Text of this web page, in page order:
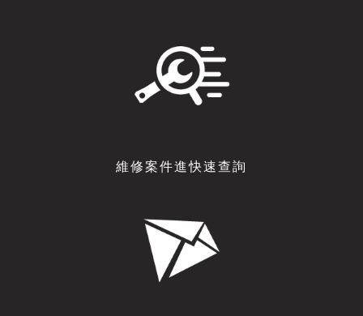
維修案件進快速查詢